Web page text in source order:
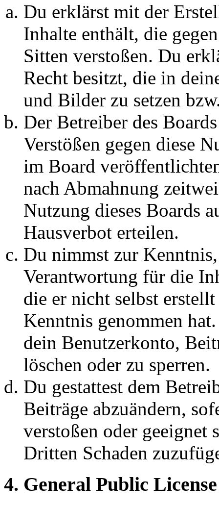
Du erklärst mit der
Inhalte enthält, die
Sitten verstoßen. Du
Recht besitzt, die in
und Bilder zu setzen
Der Betreiber des
Verstößen gegen diese
im Board
nach Abmahnung
Nutzung dieses Boards
Hausverbot erteilen.
Du nimmst zur
Verantwortung für die
die er nicht selbst
Kenntnis genommen
dein Benutzerkonto,
löschen oder zu sperren.
Du gestattest dem
Beiträge abzuändern,
verstoßen oder geeignet
Dritten Schaden
4. General Public License